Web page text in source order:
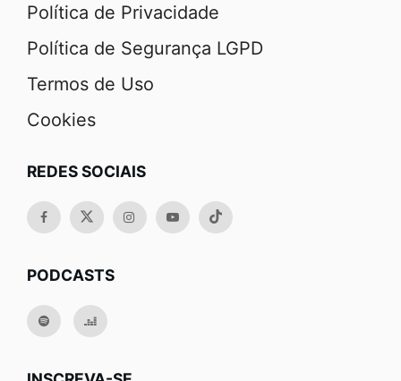
Política de Privacidade
Política de Segurança LGPD
Termos de Uso
Cookies
REDES SOCIAIS
PODCASTS